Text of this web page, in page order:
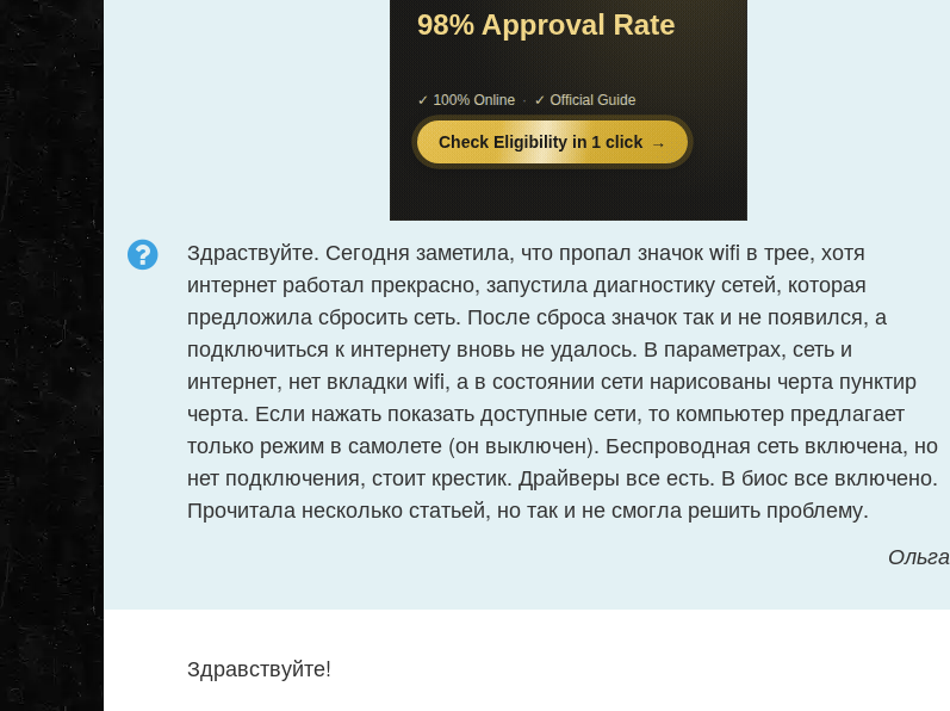
Здраствуйте. Сегодня заметила, что пропал значок wifi в трее, хотя
интернет работал прекрасно, запустила диагностику сетей, которая
предложила сбросить сеть. После сброса значок так и не появился, а
подключиться к интернету вновь не удалось. В параметрах, сеть и
интернет, нет вкладки wifi, а в состоянии сети нарисованы черта пунктир
черта. Если нажать показать доступные сети, то компьютер предлагает
только режим в самолете (он выключен). Беспроводная сеть включена, но
нет подключения, стоит крестик. Драйверы все есть. В биос все включено.
Прочитала несколько статьей, но так и не смогла решить проблему.
Ольга
Здравствуйте!